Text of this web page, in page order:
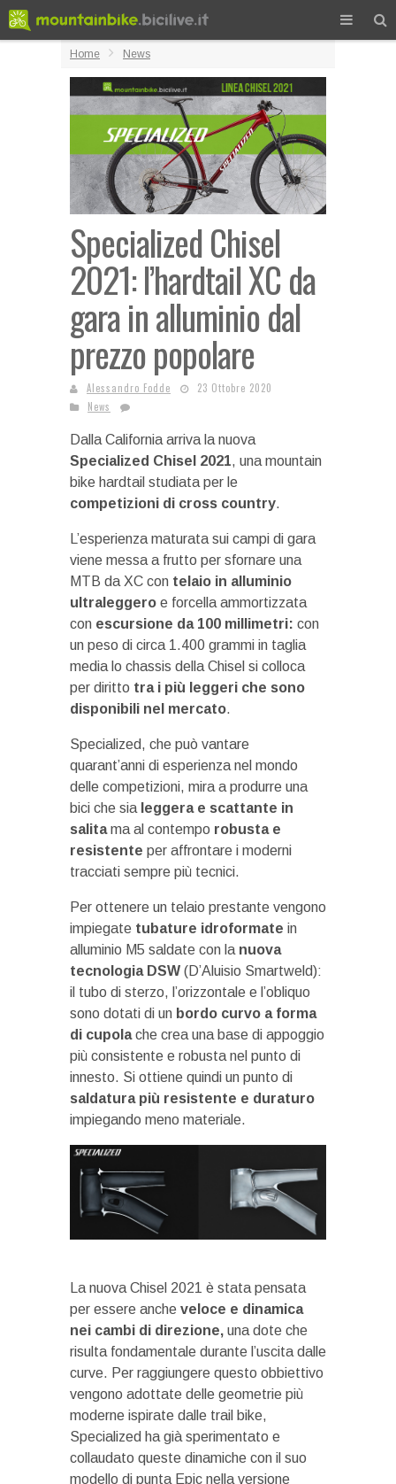
Home News
Specialized Chisel
2021: l’hardtail XC da
gara in alluminio dal
prezzo popolare
Alessandro Fodde
23 Ottobre 2020
News
Dalla California arriva la nuova
Specialized Chisel 2021, una mountain
bike hardtail studiata per le
competizioni di cross country.
L’esperienza maturata sui campi di gara
viene messa a frutto per sfornare una
MTB da XC con telaio in alluminio
ultraleggero e forcella ammortizzata
con escursione da 100 millimetri: con
un peso di circa 1.400 grammi in taglia
media lo chassis della Chisel si colloca
per diritto tra i più leggeri che sono
disponibili nel mercato.
Specialized, che può vantare
quarant’anni di esperienza nel mondo
delle competizioni, mira a produrre una
bici che sia leggera e scattante in
salitama al contempo robusta e
resistente per affrontare i moderni
tracciati sempre più tecnici.
Per ottenere un telaio prestante vengono
impiegate tubature idroformate in
alluminio M5 saldate con la nuova
tecnologia DSW (D’Aluisio Smartweld):
il tubo di sterzo, l’orizzontale e l’obliquo
sono dotati di un bordo curvo a forma
di cupolache crea una base di appoggio
più consistente e robusta nel punto di
innesto. Si ottiene quindi un punto di
saldatura più resistente e duraturo
impiegando meno materiale.
La nuova Chisel 2021 è stata pensata
per essere anche veloce e dinamica
nei cambi di direzione, una dote che
risulta fondamentale durante l’uscita dalle
curve. Per raggiungere questo obbiettivo
vengono adottate delle geometrie più
moderne ispirate dalle trail bike,
Specialized ha già sperimentato e
collaudato queste dinamiche con il suo
modello di punta Epic nella versione